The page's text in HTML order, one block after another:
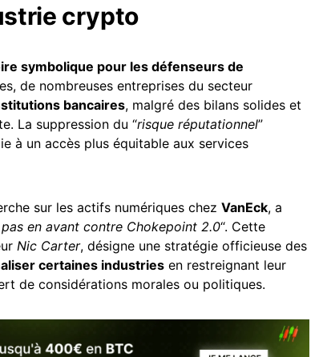
crypto
symbolique pour les défenseurs de
de nombreuses entreprises du secteur
bancaires, malgré des bilans solides et
La suppression du “risque réputationnel”
à un accès plus équitable aux services
sur les actifs numériques chez VanEck, a
en avant contre Chokepoint 2.0“. Cette
Nic Carter, désigne une stratégie officieuse des
certaines industries en restreignant leur
de considérations morales ou politiques.